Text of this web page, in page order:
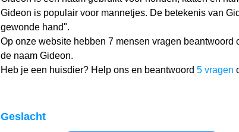
Gideon is populair voor mannetjes. De betekenis van
gewonde hand".
Op onze website hebben 7 mensen vragen beantwoord
de naam Gideon.
Heb je een huisdier? Help ons en beantwoord 5 vragen
Geslacht